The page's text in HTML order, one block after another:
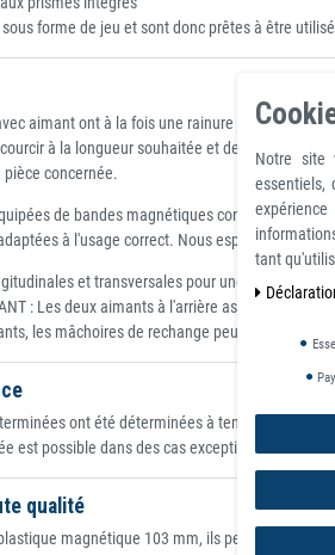
forme de jeu et sont donc prêtes à être
aimant ont à la fois une rainure
à la longueur souhaitée et de protéger la
concernée.
de bandes magnétiques continues au
à l'usage correct. Nous espérons que
et transversales pour une
: Les deux aimants à l'arrière assurent un
les mâchoires de rechange peuvent être
ont été déterminées à température
est possible dans des cas exceptionnels.
qualité
magnétique 103 mm, ils peuvent être
Notre site
essentiels,
tant